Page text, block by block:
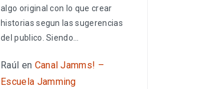
algo original con lo que crear
historias segun las sugerencias
del publico. Siendo…
Raúl en Canal Jamms! –
Escuela Jamming